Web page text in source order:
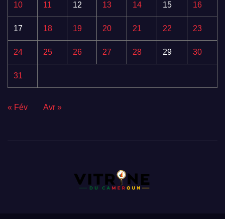
10 11 12 13 14 15 16
17 18 19 20 21 22 23
24 25 26 27 28 29 30
31
« Fév Avr »